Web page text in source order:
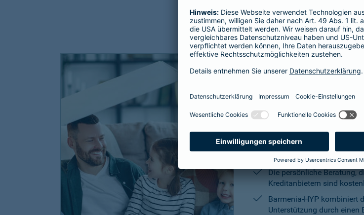
Vorteile der
Barmenia-HYP ist
Barmenia-HYP kann
flexibel auf Ihre Wünsche
Die Machbarkeit der
Die persönliche Beratung,
Kreditanbietern sind
Barmenia-HYP kombiniert
Unterstützung durch einen